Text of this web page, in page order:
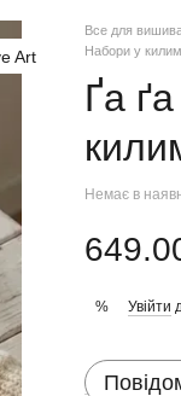
Все для
Набори у
Ґа
Немає в
% Увійти